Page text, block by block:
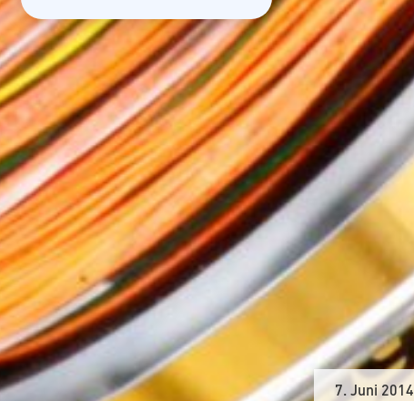
7. Juni 2014
Namibia
Nicaragua
Norwegen
Oman
Ostsee
Panama
Rangiroa
Seychellen
Slowenien
Spanien
Tansania